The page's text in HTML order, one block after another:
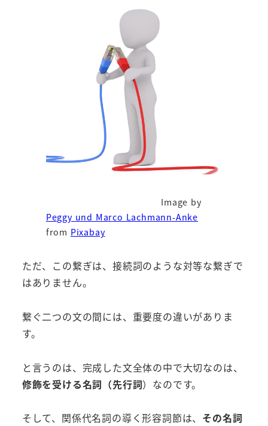
Image by
Peggy und Marco Lachmann-Anke
from Pixabay
ただ、この繋ぎは、接続詞のような対等な繋ぎで
はありません。
繋ぐ二つの文の間には、重要度の違いがありま
す。
と言うのは、完成した文全体の中で大切なのは、
修飾を受ける名詞（先行詞）なのです。
そして、関係代名詞の導く形容詞節は、 その名詞